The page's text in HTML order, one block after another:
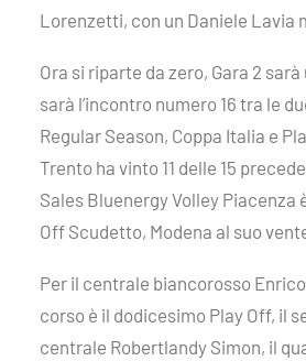
Lorenzetti, con un Daniele Lavia
Ora si riparte da zero, Gara 2
sarà l’incontro numero 16 tra le
Regular Season, Coppa Italia e
Trento ha vinto 11 delle 15
Sales Bluenergy Volley Piacenza
Off Scudetto, Modena al suo
Per il centrale biancorosso
corso è il dodicesimo Play Off, il
centrale Robertlandy Simon, il